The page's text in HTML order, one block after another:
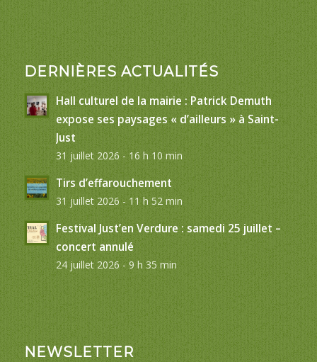
DERNIÈRES ACTUALITÉS
Hall culturel de la mairie : Patrick Demuth
expose ses paysages « d’ailleurs » à Saint-
Just
31 juillet 2026 - 16 h 10 min
Tirs d’effarouchement
31 juillet 2026 - 11 h 52 min
Festival Just’en Verdure : samedi 25 juillet –
concert annulé
24 juillet 2026 - 9 h 35 min
NEWSLETTER